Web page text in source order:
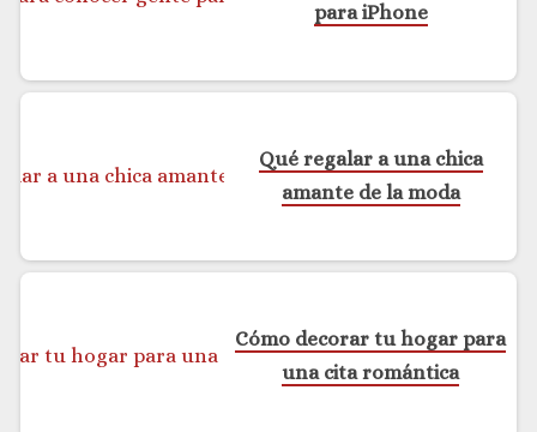
para iPhone
Qué regalar a una chica
amante de la moda
Cómo decorar tu hogar para
una cita romántica